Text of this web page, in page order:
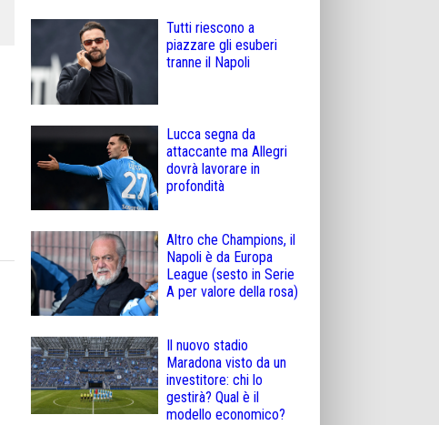
Tutti riescono a
piazzare gli esuberi
tranne il Napoli
Lucca segna da
attaccante ma Allegri
dovrà lavorare in
profondità
Altro che Champions, il
Napoli è da Europa
League (sesto in Serie
A per valore della rosa)
Il nuovo stadio
Maradona visto da un
investitore: chi lo
gestirà? Qual è il
modello economico?